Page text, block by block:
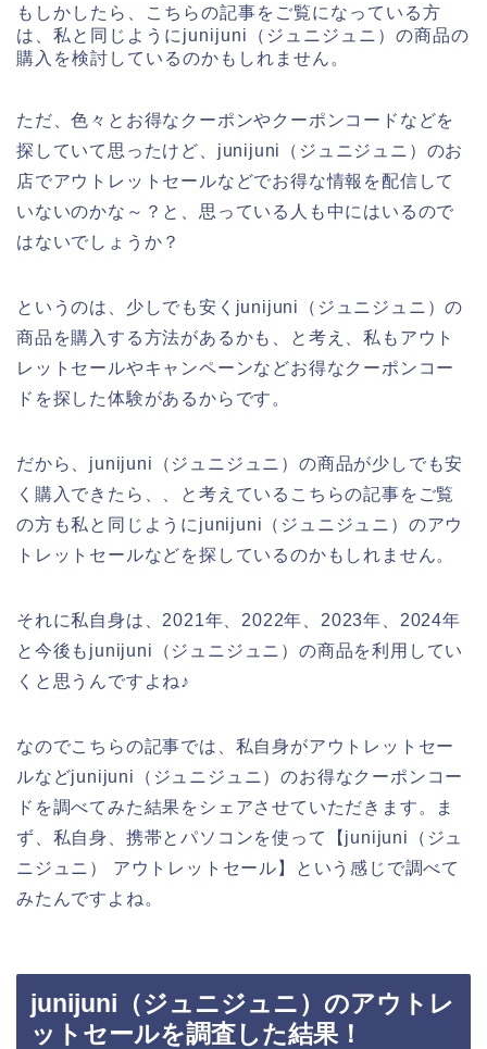
もしかしたら、こちらの記事をご覧になっている方
は、私と同じようにjunijuni（ジュニジュニ）の商品の
購入を検討しているのかもしれません。
ただ、色々とお得なクーポンやクーポンコードなどを
探していて思ったけど、junijuni（ジュニジュニ）のお
店でアウトレットセールなどでお得な情報を配信して
いないのかな～？と、思っている人も中にはいるので
はないでしょうか？
というのは、少しでも安くjunijuni（ジュニジュニ）の
商品を購入する方法があるかも、と考え、私もアウト
レットセールやキャンペーンなどお得なクーポンコー
ドを探した体験があるからです。
だから、junijuni（ジュニジュニ）の商品が少しでも安
く購入できたら、、と考えているこちらの記事をご覧
の方も私と同じようにjunijuni（ジュニジュニ）のアウ
トレットセールなどを探しているのかもしれません。
それに私自身は、2021年、2022年、2023年、2024年
と今後もjunijuni（ジュニジュニ）の商品を利用してい
くと思うんですよね♪
なのでこちらの記事では、私自身がアウトレットセー
ルなどjunijuni（ジュニジュニ）のお得なクーポンコー
ドを調べてみた結果をシェアさせていただきます。ま
ず、私自身、携帯とパソコンを使って【junijuni（ジュ
ニジュニ） アウトレットセール】という感じで調べて
みたんですよね。
junijuni（ジュニジュニ）のアウトレ
ットセールを調査した結果！